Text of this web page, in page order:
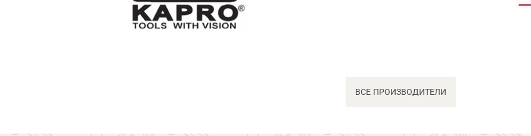
ВСЕ ПРОИЗВОДИТЕЛИ